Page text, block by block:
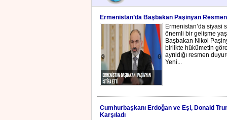
Ermenistan’da Başbakan Paşinyan
Ermenistan’da siyasi
önemli bir gelişme
Başbakan Nikol
birlikte hükümetin
ayrıldığı resmen
Yeni...
Cumhurbaşkanı Erdoğan ve Eşi, Donald
Karşıladı